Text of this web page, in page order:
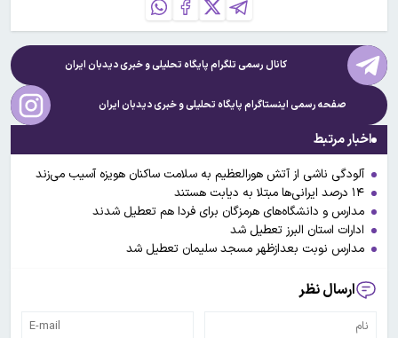
کانال رسمی تلگرام پایگاه تحلیلی و خبریدیدبان ایران
صفحه رسمی اینستاگرام پایگاه تحلیلی و خبریدیدبان ایران
اخبار مرتبط
آلودگی ناشی از آتش هورالعظیم به سلامت ساکنان هویزه آسیب می‌زند
۱۴ درصد ایرانی‌ها مبتلا به دیابت هستند
مدارس و دانشگاه‌های هرمزگان برای فردا هم تعطیل شدند
ادارات استان البرز تعطیل شد
مدارس نوبت بعدازظهر مسجد سلیمان تعطیل شد
ارسال نظر